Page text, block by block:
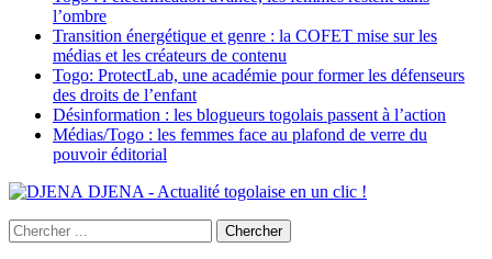
l’ombre
Transition énergétique et genre : la COFET mise sur les
médias et les créateurs de contenu
Togo: ProtectLab, une académie pour former les défenseurs
des droits de l’enfant
Désinformation : les blogueurs togolais passent à l’action
Médias/Togo : les femmes face au plafond de verre du
pouvoir éditorial
DJENA - Actualité togolaise en un clic !